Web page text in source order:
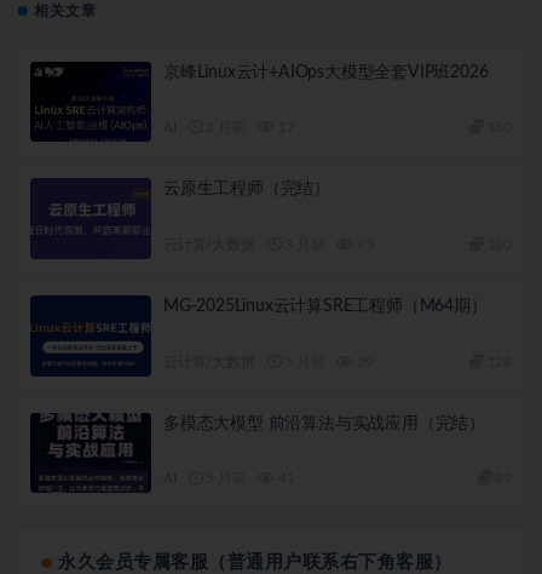
相关文章
京峰Linux云计+AIOps大模型全套VIP班2026
云原生工程师（完结）
MG-2025Linux云计算SRE工程师（M64期）
多模态大模型 前沿算法与实战应用（完结）
永久会员专属客服（普通用户联系右下角客服）